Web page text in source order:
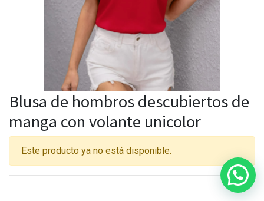
Blusa de hombros descubiertos de
manga con volante unicolor
Este producto ya no está disponible.